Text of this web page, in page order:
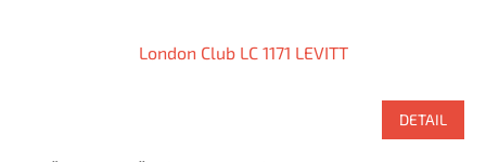
London Club LC 1171 LEVITT
DETAIL